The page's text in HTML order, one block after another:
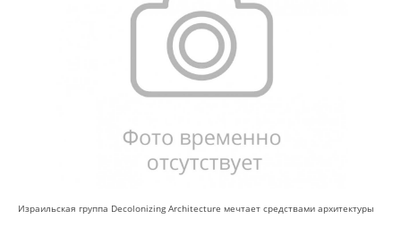
Израильская группа Decolonizing Architecture мечтает средствами архитектуры